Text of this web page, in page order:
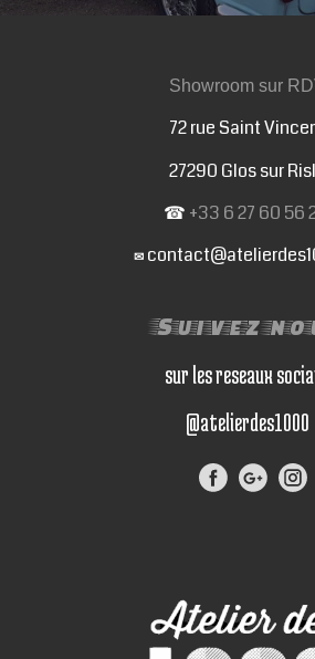
Showroom sur
72 rue Saint
27290 Glos sur
☎ +33 6 27 60 56
✉
Suivez
sur les reseaux
@atelierdes1000